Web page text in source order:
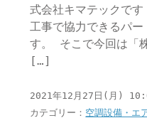
式会社キマテックで
工事で協力できるパ
す。 そこで今回は「
[…]
2021年12月27日(月)
カテゴリー： 空調設備・エ